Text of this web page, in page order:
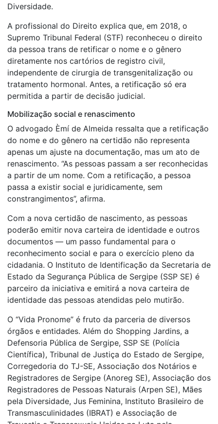
Diversidade.
A profissional do Direito explica que, em 2018, o
Supremo Tribunal Federal (STF) reconheceu o direito
da pessoa trans de retificar o nome e o gênero
diretamente nos cartórios de registro civil,
independente de cirurgia de transgenitalização ou
tratamento hormonal. Antes, a retificação só era
permitida a partir de decisão judicial.
Mobilização social e renascimento
O advogado Èmí de Almeida ressalta que a retificação
do nome e do gênero na certidão não representa
apenas um ajuste na documentação, mas um ato de
renascimento. “As pessoas passam a ser reconhecidas
a partir de um nome. Com a retificação, a pessoa
passa a existir social e juridicamente, sem
constrangimentos”, afirma.
Com a nova certidão de nascimento, as pessoas
poderão emitir nova carteira de identidade e outros
documentos — um passo fundamental para o
reconhecimento social e para o exercício pleno da
cidadania. O Instituto de Identificação da Secretaria de
Estado da Segurança Pública de Sergipe (SSP SE) é
parceiro da iniciativa e emitirá a nova carteira de
identidade das pessoas atendidas pelo mutirão.
O “Vida Pronome” é fruto da parceria de diversos
órgãos e entidades. Além do Shopping Jardins, a
Defensoria Pública de Sergipe, SSP SE (Polícia
Científica), Tribunal de Justiça do Estado de Sergipe,
Corregedoria do TJ-SE, Associação dos Notários e
Registradores de Sergipe (Anoreg SE), Associação dos
Registradores de Pessoas Naturais (Arpen SE), Mães
pela Diversidade, Jus Feminina, Instituto Brasileiro de
Transmasculinidades (IBRAT) e Associação de